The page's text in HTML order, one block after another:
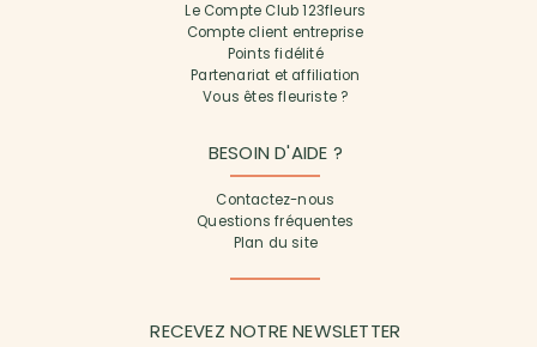
Le Compte Club 123fleurs
Compte client entreprise
Points fidélité
Partenariat et affiliation
Vous êtes fleuriste ?
BESOIN D'AIDE ?
Contactez-nous
Questions fréquentes
Plan du site
RECEVEZ NOTRE NEWSLETTER